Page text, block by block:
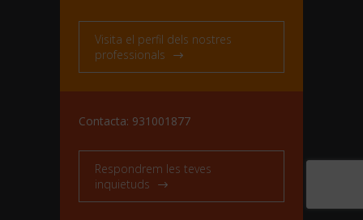
Visita el perfil dels nostres
professionals
Contacta: 931001877
Respondrem les teves
inquietuds